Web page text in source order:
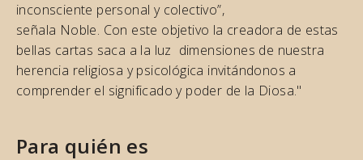
inconsciente personal y colectivo”,
señala Noble. Con este objetivo la creadora de estas
bellas cartas saca a la luz dimensiones de nuestra
herencia religiosa y psicológica invitándonos a
comprender el significado y poder de la Diosa."
Para quién es